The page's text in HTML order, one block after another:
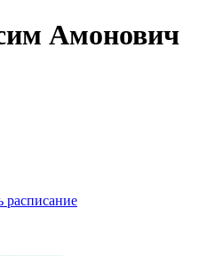
Амонович
расписание